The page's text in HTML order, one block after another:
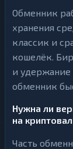
Обменник
хранения
классик и
кошелёк.
и удержание
обменник
Нужна ли
на
Часть